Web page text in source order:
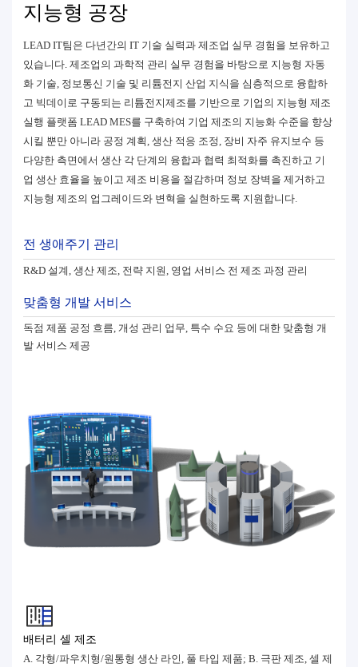
지능형 공장
LEAD IT팀은 다년간의 IT 기술 실력과 제조업 실무 경험을 보유하고
있습니다. 제조업의 과학적 관리 실무 경험을 바탕으로 지능형 자동
화 기술, 정보통신 기술 및 리튬전지 산업 지식을 심층적으로 융합하
고 빅데이로 구동되는 리튬전지제조를 기반으로 기업의 지능형 제조
실행 플랫폼 LEAD MES를 구축하여 기업 제조의 지능화 수준을 향상
시킬 뿐만 아니라 공정 계획, 생산 적응 조정, 장비 자주 유지보수 등
다양한 측면에서 생산 각 단계의 융합과 협력 최적화를 촉진하고 기
업 생산 효율을 높이고 제조 비용을 절감하며 정보 장벽을 제거하고
지능형 제조의 업그레이드와 변혁을 실현하도록 지원합니다.
전 생애주기 관리
R&D 설계, 생산 제조, 전략 지원, 영업 서비스 전 제조 과정 관리
맞춤형 개발 서비스
독점 제품 공정 흐름, 개성 관리 업무, 특수 수요 등에 대한 맞춤형 개
발 서비스 제공
배터리 셀 제조
A. 각형/파우치형/원통형 생산 라인, 풀 타입 제품; B. 극판 제조, 셀 제